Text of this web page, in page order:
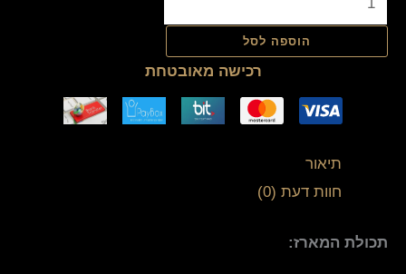
הוספה לסל
רכישה מאובטחת
תיאור
חוות דעת (0)
תכולת המארז: